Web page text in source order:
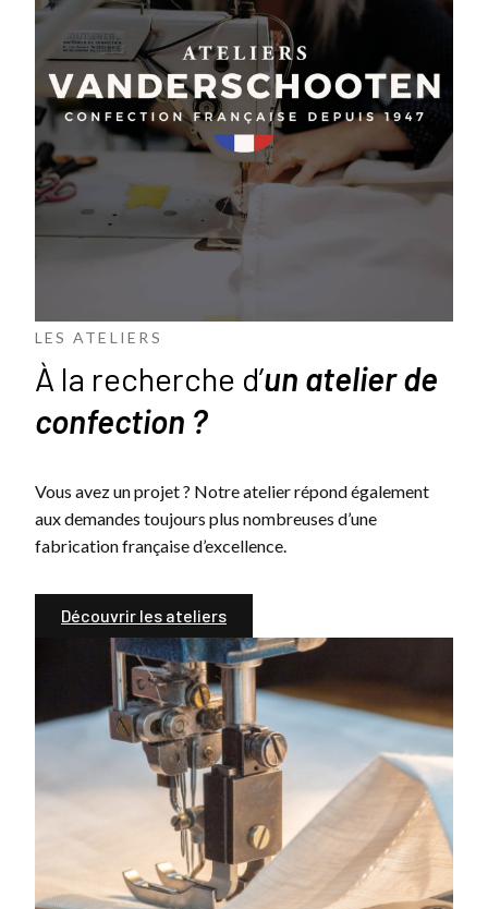
LES ATELIERS
À la recherche d’un atelier de
confection ?
Vous avez un projet ? Notre atelier répond également
aux demandes toujours plus nombreuses d’une
fabrication française d’excellence.
Découvrir les ateliers